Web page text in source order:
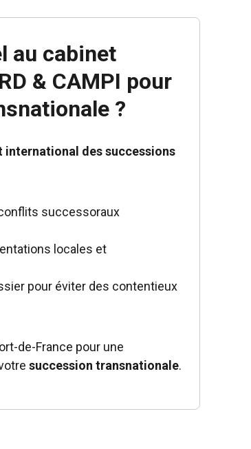
au cabinet
& CAMPI pour
?
international des successions
successoraux
locales et
pour éviter des contentieux
de-France pour une
succession transnationale.